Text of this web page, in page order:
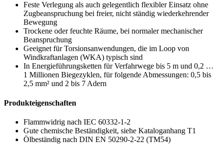
Feste Verlegung als auch gelegentlich flexibler Einsatz ohne
Zugbeanspruchung bei freier, nicht ständig wiederkehrender
Bewegung
Trockene oder feuchte Räume, bei normaler mechanischer
Beanspruchung
Geeignet für Torsionsanwendungen, die im Loop von
Windkraftanlagen (WKA) typisch sind
In Energieführungsketten für Verfahrwege bis 5 m und 0,2 …
1 Millionen Biegezyklen, für folgende Abmessungen: 0,5 bis
2,5 mm² und 2 bis 7 Adern
Produkteigenschaften
Flammwidrig nach IEC 60332-1-2
Gute chemische Beständigkeit, siehe Kataloganhang T1
Ölbeständig nach DIN EN 50290-2-22 (TM54)